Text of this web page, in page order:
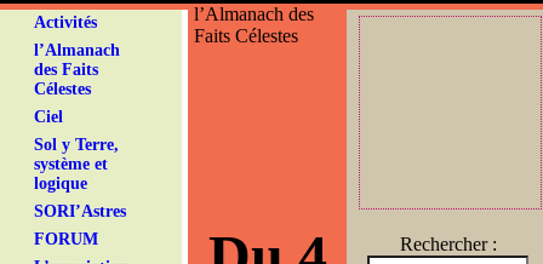
Activités
l’Almanach
des Faits
Célestes
Ciel
Sol y Terre,
système et
logique
SORI’Astres
FORUM
Rechercher :
l’Almanach des
Faits Célestes